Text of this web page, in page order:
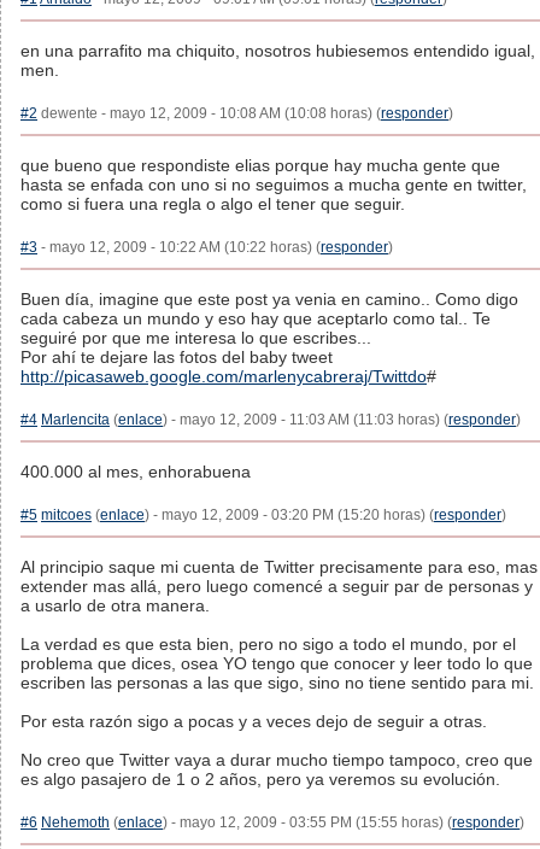
en una parrafito ma chiquito, nosotros hubiesemos entendido igual,
men.
#2 dewente - mayo 12, 2009 - 10:08 AM (10:08 horas) (responder)
que bueno que respondiste elias porque hay mucha gente que
hasta se enfada con uno si no seguimos a mucha gente en twitter,
como si fuera una regla o algo el tener que seguir.
#3 - mayo 12, 2009 - 10:22 AM (10:22 horas) (responder)
Buen día, imagine que este post ya venia en camino.. Como digo
cada cabeza un mundo y eso hay que aceptarlo como tal.. Te
seguiré por que me interesa lo que escribes...
Por ahí te dejare las fotos del baby tweet
http://picasaweb.google.com/marlenycabreraj/Twittdo#
#4 Marlencita (enlace) - mayo 12, 2009 - 11:03 AM (11:03 horas) (responder)
400.000 al mes, enhorabuena
#5 mitcoes (enlace) - mayo 12, 2009 - 03:20 PM (15:20 horas) (responder)
Al principio saque mi cuenta de Twitter precisamente para eso, mas
extender mas allá, pero luego comencé a seguir par de personas y
a usarlo de otra manera.
La verdad es que esta bien, pero no sigo a todo el mundo, por el
problema que dices, osea YO tengo que conocer y leer todo lo que
escriben las personas a las que sigo, sino no tiene sentido para mi.
Por esta razón sigo a pocas y a veces dejo de seguir a otras.
No creo que Twitter vaya a durar mucho tiempo tampoco, creo que
es algo pasajero de 1 o 2 años, pero ya veremos su evolución.
#6 Nehemoth (enlace) - mayo 12, 2009 - 03:55 PM (15:55 horas) (responder)